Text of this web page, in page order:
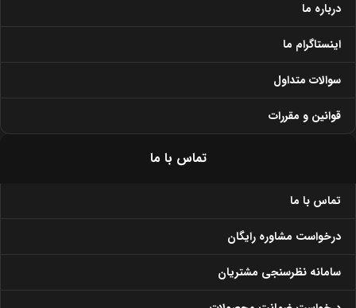
تماس با ما
تماس با ما
درخواست مشاوره رایگان
سامانه نظرسنجی مشتریان
درباره ما
اینستاگرام ما
سوالات متداول
قوانین و مقررات